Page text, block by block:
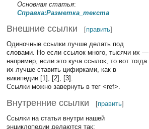
Основная статья:
Справка:Разметка_текста
Внешние ссылки [править]
Одиночные ссылки лучше делать под
словами. Но если ссылок много, тысячи их —
например, если это куча ссылок, то вот тогда
их лучше ставить цифирками, как в
википедии [1], [2], [3].
Ссылки можно завернуть в тег <ref>.
Внутренние ссылки [править]
Ссылки на статьи внутри нашей
энциклопедии делаются так: